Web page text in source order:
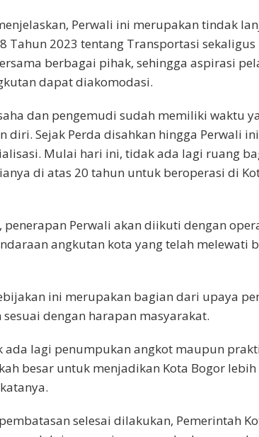
Perwali ini merupakan tindak
Tahun 2023 tentang Transportasi
berbagai pihak, sehingga aspirasi
dapat diakomodasi.
dan pengemudi sudah memiliki waktu
diri. Sejak Perda disahkan hingga Perwali
Mulai hari ini, tidak ada lagi ruang
di atas 20 tahun untuk beroperasi di
penerapan Perwali akan diikuti dengan
angkutan kota yang telah melewati
ini merupakan bagian dari upaya
dengan harapan masyarakat.
ada lagi penumpukan angkot maupun
besar untuk menjadikan Kota Bogor
selesai dilakukan, Pemerintah